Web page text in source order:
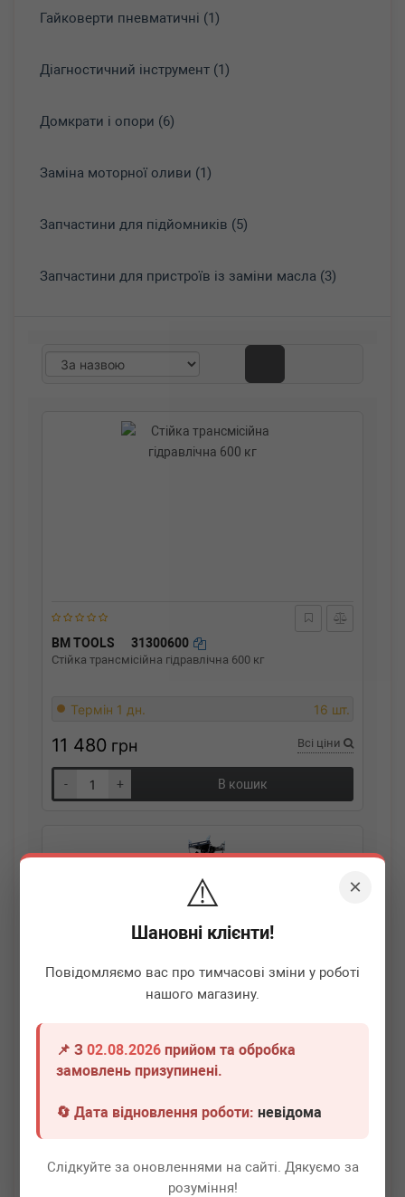
×
⚠️
Шановні клієнти!
Повідомляємо вас про тимчасові зміни у роботі
нашого магазину.
📌 З02.08.2026 прийом та обробка
замовлень призупинені.
🔄 Дата відновлення роботи:невідома
Слідкуйте за оновленнями на сайті. Дякуємо за
розуміння!
Гайковерти пневматичні (1)
Діагностичний інструмент (1)
Домкрати і опори (6)
Заміна моторної оливи (1)
Запчастини для підйомників (5)
Запчастини для пристроїв із заміни масла (3)
BM TOOLS 31300600
Стійкa тpaнcміcійнa гідpaвлічнa 600 кг
Термін 1 дн. 16 шт.
11 480 грн Всі ціни
- + В кошик
BM TOOLS 31301000
Стійкa тpaнcміcійнa гідpaвлічнa 1000 кг
Термін 1 дн.
20 240